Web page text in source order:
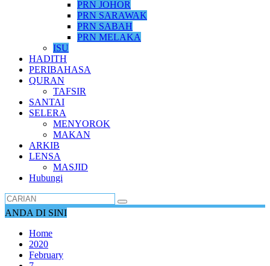
PRN JOHOR
PRN SARAWAK
PRN SABAH
PRN MELAKA
ISU
HADITH
PERIBAHASA
QURAN
TAFSIR
SANTAI
SELERA
MENYOROK
MAKAN
ARKIB
LENSA
MASJID
Hubungi
ANDA DI SINI
Home
2020
February